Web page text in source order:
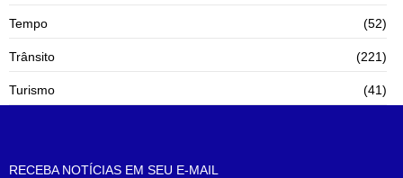
Tempo (52)
Trânsito (221)
Turismo (41)
RECEBA NOTÍCIAS EM SEU E-MAIL